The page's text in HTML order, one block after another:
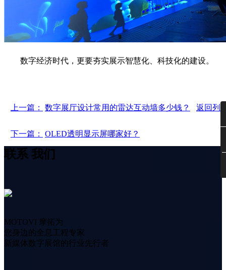
数字经济时代，更要夯实展示智慧化、科技化的建设。
上一篇： 数字展厅设计常用的雷达互动墙多少钱？ 返回列
下一篇： OLED透明显示屏哪家好？
联系 我们
MOTOVI 摩拓为
您身边的全息工程专家
新媒体数字展馆的行业先行者